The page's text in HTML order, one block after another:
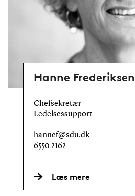
Hanne Frederiksen
Chefsekretær
Ledelsessupport
hannef@sdu.dk
6550 2162
Læs mere